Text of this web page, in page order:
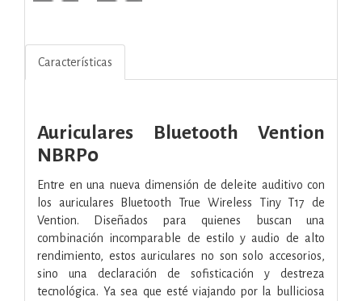
Características
Auriculares Bluetooth Vention
NBRP0
Entre en una nueva dimensión de deleite auditivo con
los auriculares Bluetooth True Wireless Tiny T17 de
Vention. Diseñados para quienes buscan una
combinación incomparable de estilo y audio de alto
rendimiento, estos auriculares no son solo accesorios,
sino una declaración de sofisticación y destreza
tecnológica. Ya sea que esté viajando por la bulliciosa